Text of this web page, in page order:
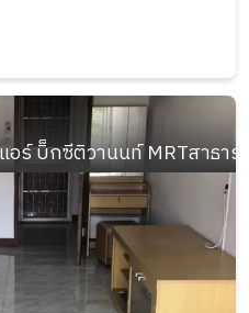
อร์ บิ็กซีติวานนท์ MRTสาธา